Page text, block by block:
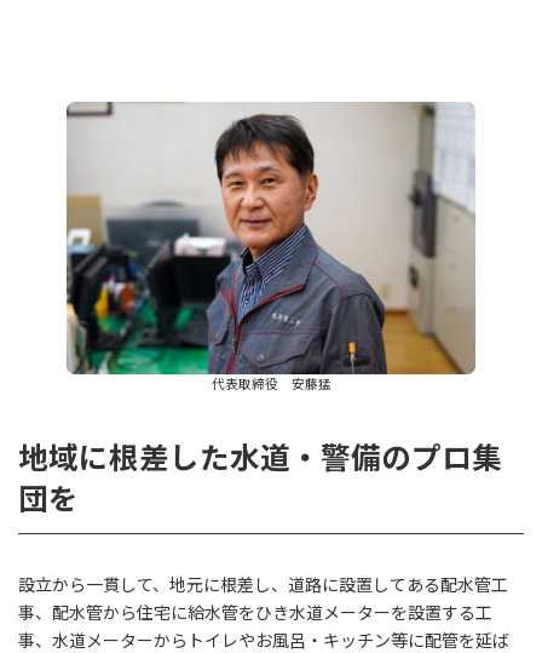
代表取締役 安藤猛
地域に根差した水道・警備のプロ集
団を
設立から一貫して、地元に根差し、道路に設置してある配水管工
事、配水管から住宅に給水管をひき水道メーターを設置する工
事、水道メーターからトイレやお風呂・キッチン等に配管を延ば